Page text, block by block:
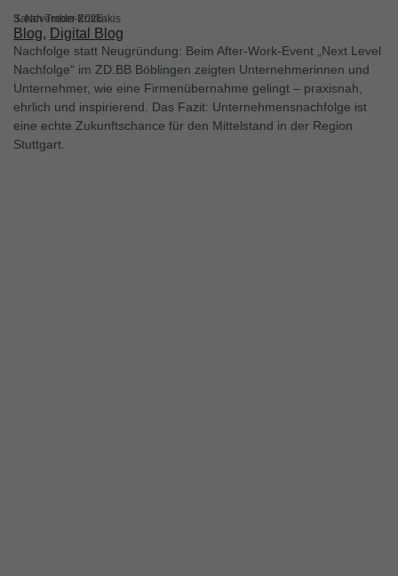
Sarah Trede-Kritikakis
3. November 2025
Blog, Digital Blog
Nachfolge statt Neugründung: Beim After-Work-Event „Next Level
Nachfolge“ im ZD.BB Böblingen zeigten Unternehmerinnen und
Unternehmer, wie eine Firmenübernahme gelingt – praxisnah,
ehrlich und inspirierend. Das Fazit: Unternehmensnachfolge ist
eine echte Zukunftschance für den Mittelstand in der Region
Stuttgart.